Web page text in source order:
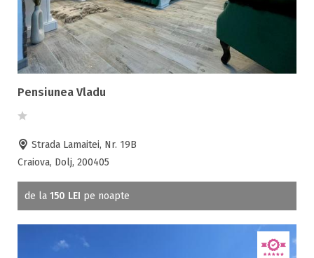
Pensiunea Vladu
Strada Lamaitei, Nr. 19B
Craiova, Dolj, 200405
de la 150 LEI pe noapte